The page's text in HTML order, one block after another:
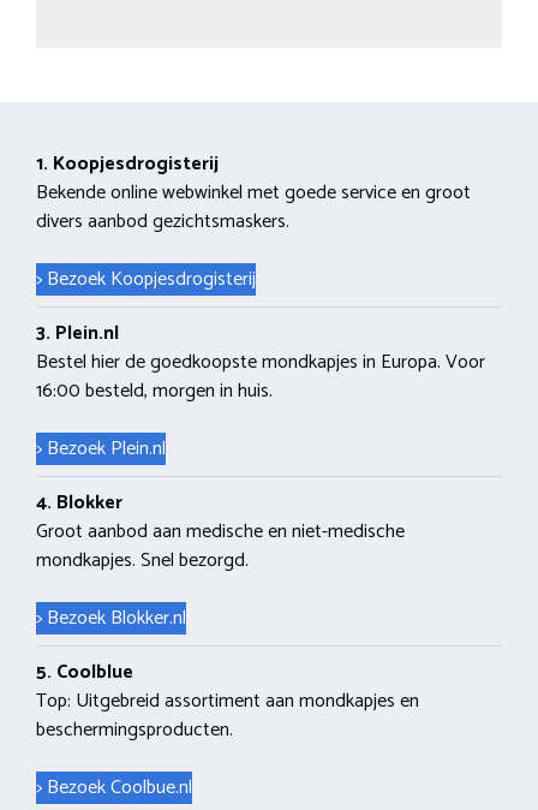
1. Koopjesdrogisterij
Bekende online webwinkel met goede service en groot
divers aanbod gezichtsmaskers.
> Bezoek Koopjesdrogisterij
3. Plein.nl
Bestel hier de goedkoopste mondkapjes in Europa. Voor
16:00 besteld, morgen in huis.
> Bezoek Plein.nl
4. Blokker
Groot aanbod aan medische en niet-medische
mondkapjes. Snel bezorgd.
> Bezoek Blokker.nl
5. Coolblue
Top: Uitgebreid assortiment aan mondkapjes en
beschermingsproducten.
> Bezoek Coolbue.nl